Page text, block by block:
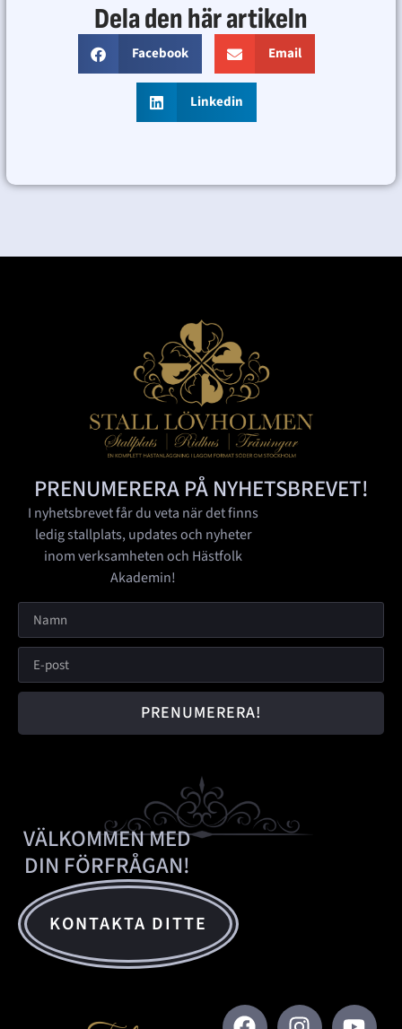
Dela den här artikeln
Facebook Email
Linkedin
VÄLKOMMEN MED
DIN FÖRFRÅGAN!
KONTAKTA DITTE
PRENUMERERA PÅ NYHETSBREVET!
I nyhetsbrevet får du veta när det finns
ledig stallplats, updates och nyheter
inom verksamheten och Hästfolk
Akademin!
PRENUMERERA!